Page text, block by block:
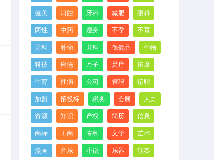
健美 口腔 牙科 减肥 眼科
两性 中药 瘦身 不孕 不育
男科 肿瘤 儿科 保健品 生物
科技 痤疮 月子 足疗 按摩
生育 性病 公司 管理 招聘
加盟 招投标 税务 会展 人力
资源 知识 产权 简历 信息
商标 工商 专利 文学 艺术
漫画 音乐 小说 乐器 演奏